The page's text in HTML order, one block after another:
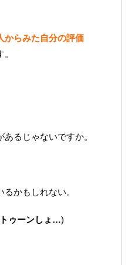
からみた自分の評価
あるじゃないですか。
かもしれない。
ゥーンしょ…)